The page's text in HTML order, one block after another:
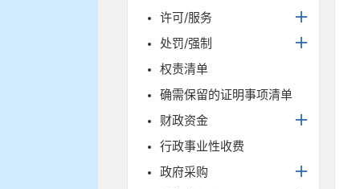
许可/服务
处罚/强制
权责清单
确需保留的证明事项清单
财政资金
行政事业性收费
政府采购